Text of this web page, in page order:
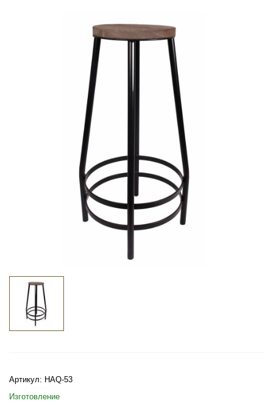
Артикул: HAQ-53
Изготовление